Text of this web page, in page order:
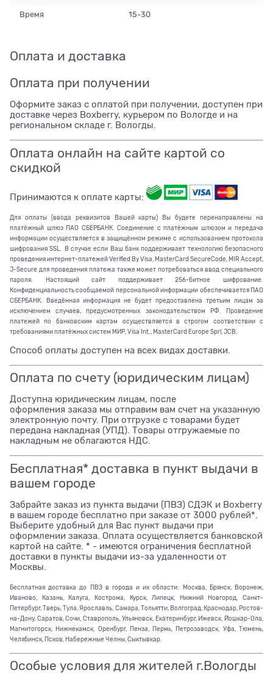
Время 15-30
Оплата и доставка
Оплата при получении
Оформите заказ с оплатой при получении, доступен при
доставке через Boxberry, курьером по Вологде и на
региональном складе г. Вологды.
Оплата онлайн на сайте картой со
скидкой
Принимаются к оплате карты:
Для оплаты (ввода реквизитов Вашей карты) Вы будете перенаправлены на
платёжный шлюз ПАО СБЕРБАНК. Соединение с платёжным шлюзом и передача
информации осуществляется в защищённом режиме с использованием протокола
шифрования SSL. В случае если Ваш банк поддерживает технологию безопасного
проведения интернет-платежей Verified By Visa, MasterCard SecureCode, MIR Accept,
J-Secure для проведения платежа также может потребоваться ввод специального
пароля. Настоящий сайт поддерживает 256-битное шифрование.
Конфиденциальность сообщаемой персональной информации обеспечивается ПАО
СБЕРБАНК. Введённая информация не будет предоставлена третьим лицам за
исключением случаев, предусмотренных законодательством РФ. Проведение
платежей по банковским картам осуществляется в строгом соответствии с
требованиями платёжных систем МИР, Visa Int., MasterCard Europe Sprl, JCB.
Способ оплаты доступен на всех видах доставки.
Оплата по счету (юридическим лицам)
Доступна юридическим лицам, после
оформления заказа мы отправим вам счет на указанную
электронную почту. При отгрузке с товарами будет
передана накладная (УПД). Товары отгружаемые по
накладным не облагаются НДС.
Бесплатная* доставка в пункт выдачи в
вашем городе
Забрайте заказ из пункта выдачи (ПВЗ) СДЭК и Boxberry
в вашем городе бесплатно при заказе от 3000 рублей*.
Выберите удобный для Вас пункт выдачи при
оформлении заказа. Оплата осуществляется банковской
картой на сайте. * - имеются ограничения бесплатной
доставки в пункты выдачи из-за удаленности от
Москвы.
Бесплатная доставка до ПВЗ в города и их области: Москва, Брянск, Воронеж,
Иваново, Казань, Калуга, Кострома, Курск, Липецк, Нижний Новгород, Санкт-
Петербург, Тверь, Тула, Ярославль, Самара, Тольятти, Волгоград, Краснодар, Ростов-
на-Дону, Саратов, Сочи, Ставрополь, Ульяновск, Екатеринбург, Ижевск, Йошкар-Ола,
Магнитогорск, Нижнекамск, Оренбург, Пенза, Пермь, Петрозаводск, Уфа, Тюмень,
Челябинск, Псков, Набережные Челны, Сыктывкар.
Особые условия для жителей г.Вологды